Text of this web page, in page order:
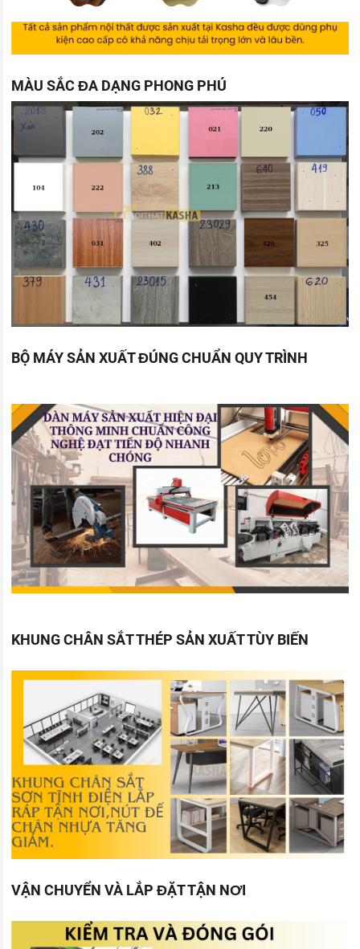
MÀU SẮC ĐA DẠNG PHONG PHÚ
BỘ MÁY SẢN XUẤT ĐÚNG CHUẨN QUY TRÌNH
KHUNG CHÂN SẮT THÉP SẢN XUẤT TÙY BIẾN
VẬN CHUYỂN VÀ LẮP ĐẶT TẬN NƠI